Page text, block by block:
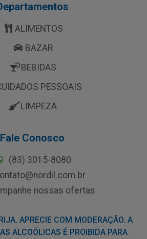
ALIMENTOS
BAZAR
BEBIDAS
PESSOAIS
LIMPEZA
Fale Conosco
(83) 3015-8080
nossas ofertas
APRECIE COM MODERAÇÃO. A
ALCOÓLICAS É PROIBIDA PARA